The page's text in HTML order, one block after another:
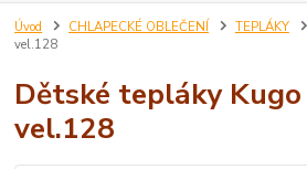
Úvod CHLAPECKÉ OBLEČENÍ TEPLÁKY
vel.128
Dětské tepláky Kugo
vel.128